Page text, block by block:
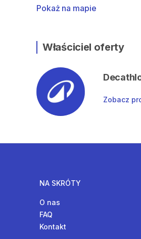
Pokaż na mapie
Właściciel oferty
Zobacz
NA SKRÓTY
O nas
FAQ
Kontakt